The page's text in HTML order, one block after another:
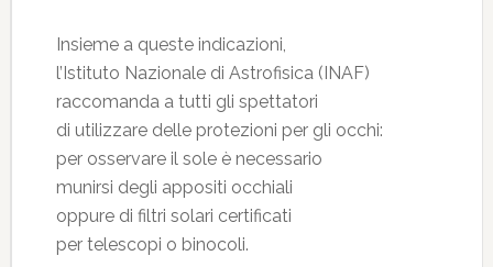
Insieme a queste indicazioni,
l’Istituto Nazionale di Astrofisica (INAF)
raccomanda a tutti gli spettatori
di utilizzare delle protezioni per gli occhi:
per osservare il sole è necessario
munirsi degli appositi occhiali
oppure di filtri solari certificati
per telescopi o binocoli.